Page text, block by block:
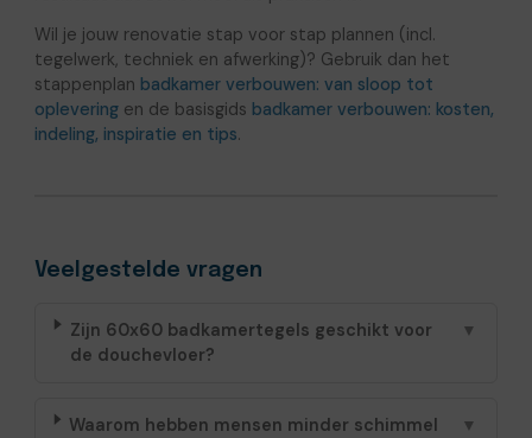
Wil je jouw renovatie stap voor stap plannen (incl.
tegelwerk, techniek en afwerking)? Gebruik dan het
stappenplan badkamer verbouwen: van sloop tot
opleveringen de basisgids badkamer verbouwen: kosten,
indeling, inspiratie en tips.
Veelgestelde vragen
Zijn 60x60 badkamertegels geschikt voor
de douchevloer?
▼
Waarom hebben mensen minder schimmel
▼